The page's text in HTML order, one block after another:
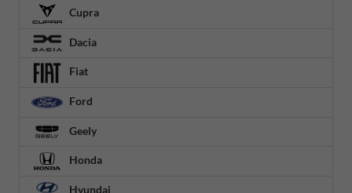
Cupra
Dacia
Fiat
Ford
Geely
Honda
Hyundai